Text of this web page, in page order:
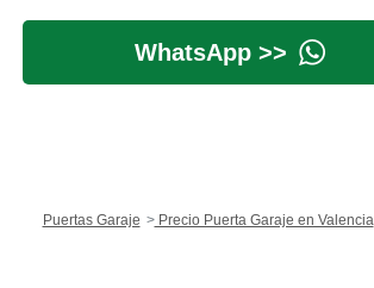
WhatsApp >>
Puertas Garaje Precio Puerta Garaje en Valencia